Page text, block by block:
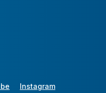
Instagram